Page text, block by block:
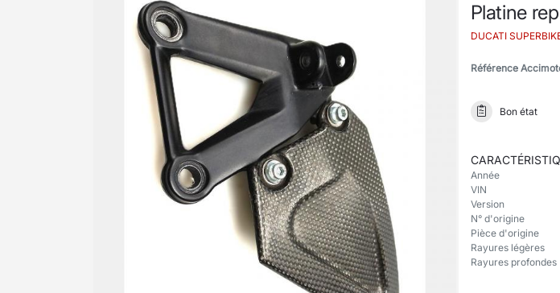
Platine
DUCATI
Référence
Bon état
Année
VIN
Version
N° d'origine
Pièce d'origine
Rayures légères
Rayures profondes